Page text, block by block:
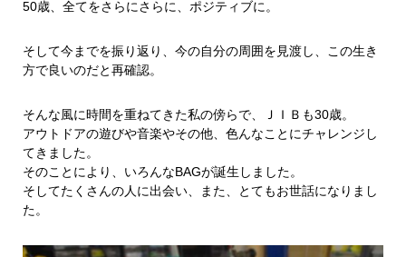
50歳、全てをさらにさらに、ポジティブに。
そして今までを振り返り、今の自分の周囲を見渡し、この生き
方で良いのだと再確認。
そんな風に時間を重ねてきた私の傍らで、ＪＩＢも30歳。
アウトドアの遊びや音楽やその他、色んなことにチャレンジし
てきました。
そのことにより、いろんなBAGが誕生しました。
そしてたくさんの人に出会い、また、とてもお世話になりまし
た。